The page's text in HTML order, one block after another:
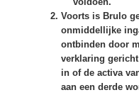
Voorts is Brulo
onmiddellijke
ontbinden door
verklaring
in of de activa
aan een derde